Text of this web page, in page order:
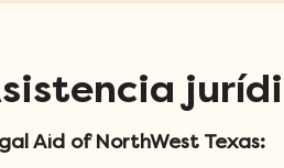
Aid of NorthWest Texas: